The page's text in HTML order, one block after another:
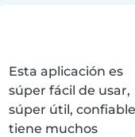
Esta aplicación es
súper fácil de usar,
súper útil,
tiene muchos